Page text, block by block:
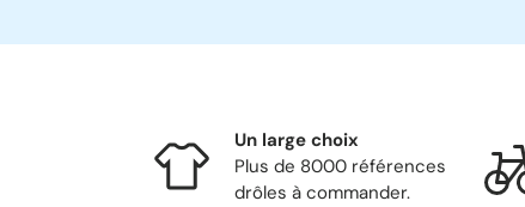
Un large choix
Plus de 8000 références
drôles à commander.